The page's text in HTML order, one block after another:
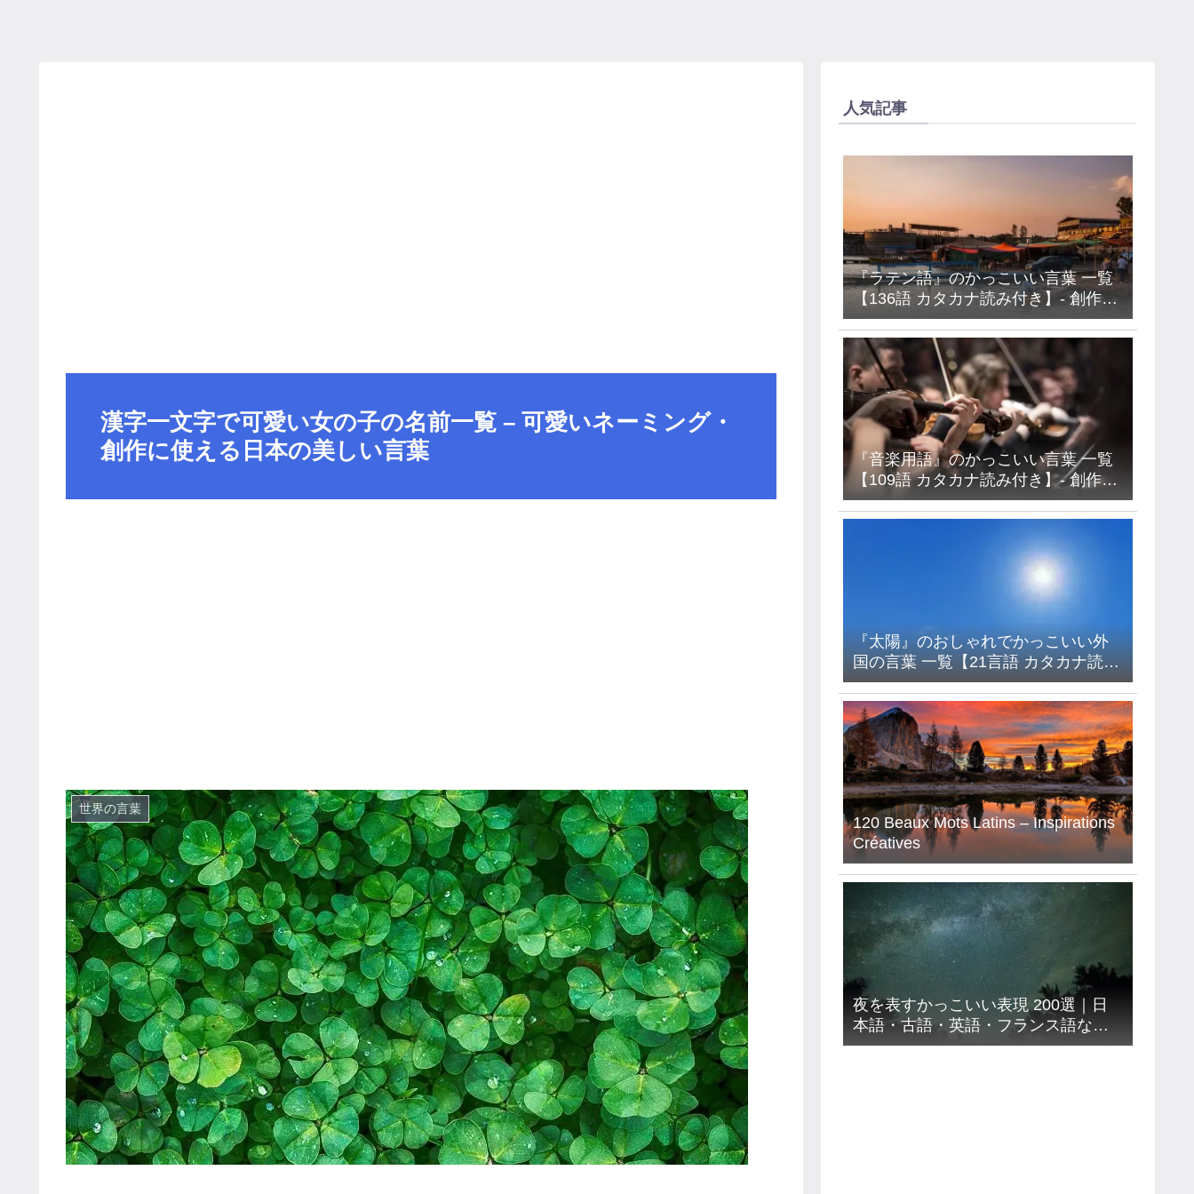
漢字一文字で可愛い女の子の名前一覧 – 可愛いネーミング・
創作に使える日本の美しい言葉
世界の言葉
人気記事
『ラテン語』のかっこいい言葉 一覧
【136語 カタカナ読み付き】- 創作・
キャラ名などに使えるアイデア集
『音楽用語』のかっこいい言葉 一覧
【109語 カタカナ読み付き】- 創作・
キャラ名などに使えるアイデア集
『太陽』のおしゃれでかっこいい外
国の言葉 一覧【21言語 カタカナ読み
付き】- フランス語・イタリア語・ド
イツ語・ラテン語など
120 Beaux Mots Latins – Inspirations
Créatives
夜を表すかっこいい表現 200選｜日
本語・古語・英語・フランス語など
９カ国語【意味読み方付き】